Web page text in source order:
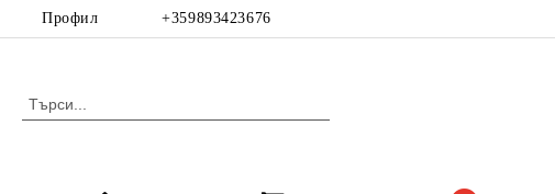
Профил +359893423676